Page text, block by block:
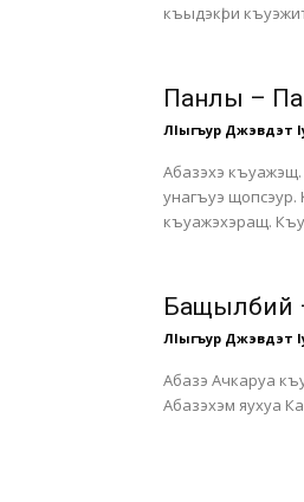
къыдэкӏри
Панлы –
ЛIыгъур Джэвдэт
Абазэхэ къуажэщ. Унагъуэ зыплӏытхуи Болгарием къикӏауэ гуэч къыщащӏам къэралым къыдигъэтӏысхьауэ
унагъуэ щопсэур. Къуажэм и гъунапкъэхэр Сывгын, Тозгун, Эскитеккэ, Меликгази, Кушчулар, Акорен
Бащылбий
ЛIыгъур Джэвдэт
Абазэ Ачкаруа
Абазэхэм яухуа